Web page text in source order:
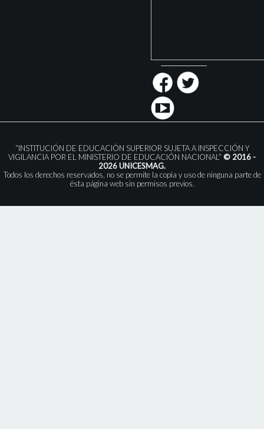
“INSTITUCIÓN DE EDUCACIÓN SUPERIOR SUJETA A INSPECCIÓN Y
VIGILANCIA POR EL MINISTERIO DE EDUCACIÓN NACIONAL” © 2016 -
2026 UNICESMAG.
Todos los derechos reservados, no se permite la copia y uso de ninguna parte de
ésta página web sin permisos previos.